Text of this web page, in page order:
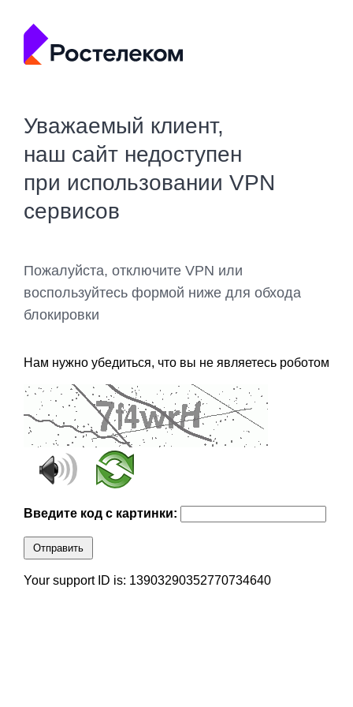
Уважаемый клиент,
наш сайт недоступен
при использовании VPN
сервисов
Пожалуйста, отключите VPN или
воспользуйтесь формой ниже для обхода
блокировки
Нам нужно убедиться, что вы не являетесь роботом
Введите код с картинки:
Отправить
Your support ID is: 13903290352770734640